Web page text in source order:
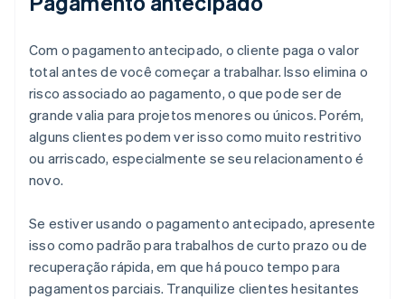
Com o pagamento antecipado, o cliente paga o valor
total antes de você começar a trabalhar. Isso elimina o
risco associado ao pagamento, o que pode ser de
grande valia para projetos menores ou únicos. Porém,
alguns clientes podem ver isso como muito restritivo
ou arriscado, especialmente se seu relacionamento é
novo.
Se estiver usando o pagamento antecipado, apresente
isso como padrão para trabalhos de curto prazo ou de
recuperação rápida, em que há pouco tempo para
pagamentos parciais. Tranquilize clientes hesitantes